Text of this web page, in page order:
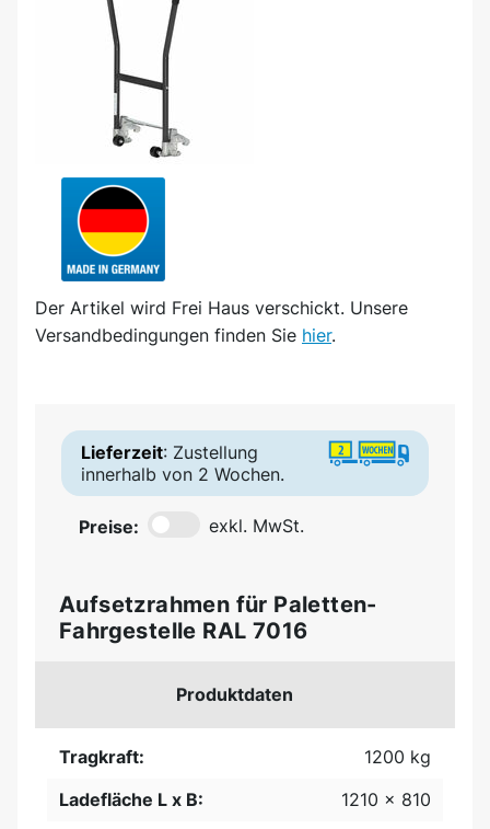
Der Artikel wird Frei Haus verschickt. Unsere
Versandbedingungen finden Sie hier.
Lieferzeit: Zustellung
innerhalb von 2 Wochen.
Preise: exkl. MwSt.
Aufsetzrahmen für Paletten-
Fahrgestelle RAL 7016
Produktdaten
Tragkraft:
1200 kg
Ladefläche L x B:
1210 x 810